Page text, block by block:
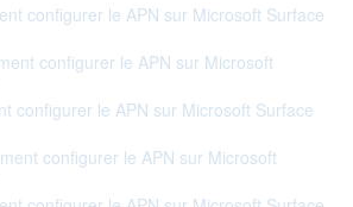
configurer le APN sur Microsoft Surface
configurer le APN sur Microsoft
configurer le APN sur Microsoft Surface
configurer le APN sur Microsoft